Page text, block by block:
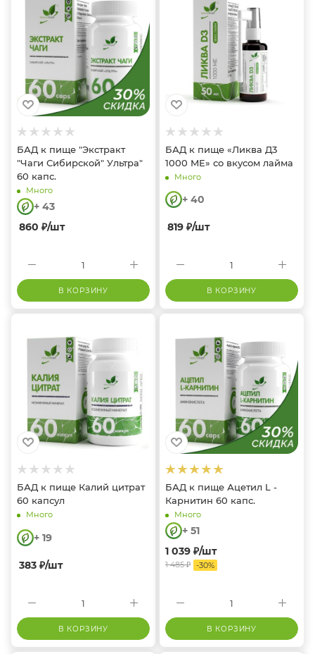
БАД к пище "Экстракт
"Чаги Сибирской" Ультра"
60 капс.
Много
+ 43
860 ₽/шт
В КОРЗИНУ
БАД к пище «Ликва Д3
1000 ME» со вкусом лайма
Много
+ 40
819 ₽/шт
В КОРЗИНУ
БАД к пище Калий цитрат
60 капсул
Много
+ 19
383 ₽/шт
В КОРЗИНУ
БАД к пище Ацетил L -
Карнитин 60 капс.
Много
+ 51
1 039 ₽/шт
1 485₽ -30%
В КОРЗИНУ